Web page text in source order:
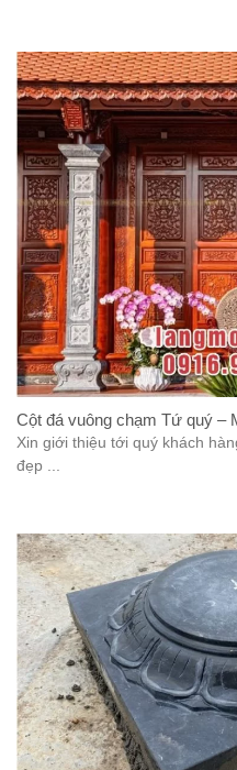
Cột đá vuông chạm Tứ quý –
Xin giới thiệu tới quý khách
đẹp ...